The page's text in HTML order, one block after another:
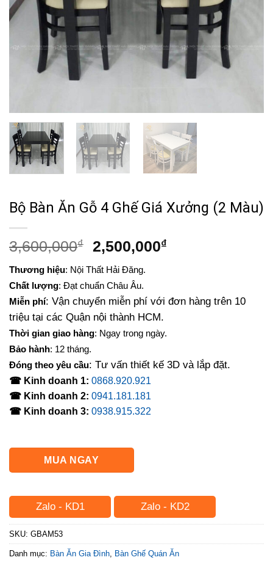
Bộ Bàn Ăn Gỗ 4 Ghế Giá Xưởng (2 Màu)
3,600,000₫
Giá
là:
3,600,000₫.
2,500,000₫Giá
2,500,000₫.
Thương hiệu: Nội Thất Hải Đăng.
Chất lượng: Đạt chuẩn Châu Âu.
Miễn phí: Vận chuyển miễn phí với đơn hàng trên 10
triệu tại các Quận nội thành HCM.
Thời gian giao hàng: Ngay trong ngày.
Bảo hành: 12 tháng.
Đóng theo yêu cầu: Tư vấn thiết kế 3D và lắp đặt.
☎ Kinh doanh 1: 0868.920.921
☎ Kinh doanh 2: 0941.181.181
☎ Kinh doanh 3: 0938.915.322
MUA NGAY
Zalo - KD1 Zalo - KD2
SKU: GBAM53
Danh mục: Bàn Ăn Gia Đình Bàn Ghế Quán Ăn